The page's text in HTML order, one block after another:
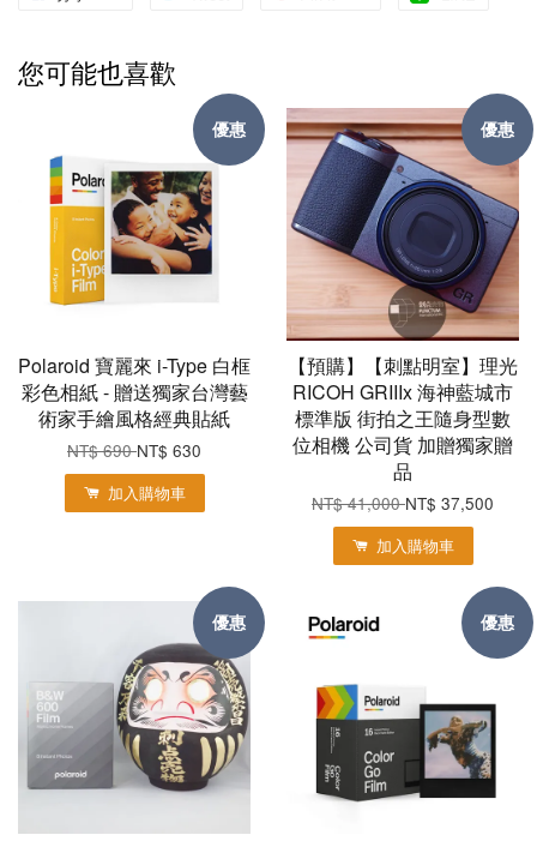
您可能也喜歡
優惠
Polaroid 寶麗來 i-Type 白框
彩色相紙 - 贈送獨家台灣藝
術家手繪風格經典貼紙
NT$ 690NT$ 630
加入購物車
優惠
【預購】【刺點明室】理光
RICOH GRIIIx 海神藍城市
標準版 街拍之王隨身型數
位相機 公司貨 加贈獨家贈
品
NT$ 41,000NT$ 37,500
加入購物車
優惠 優惠